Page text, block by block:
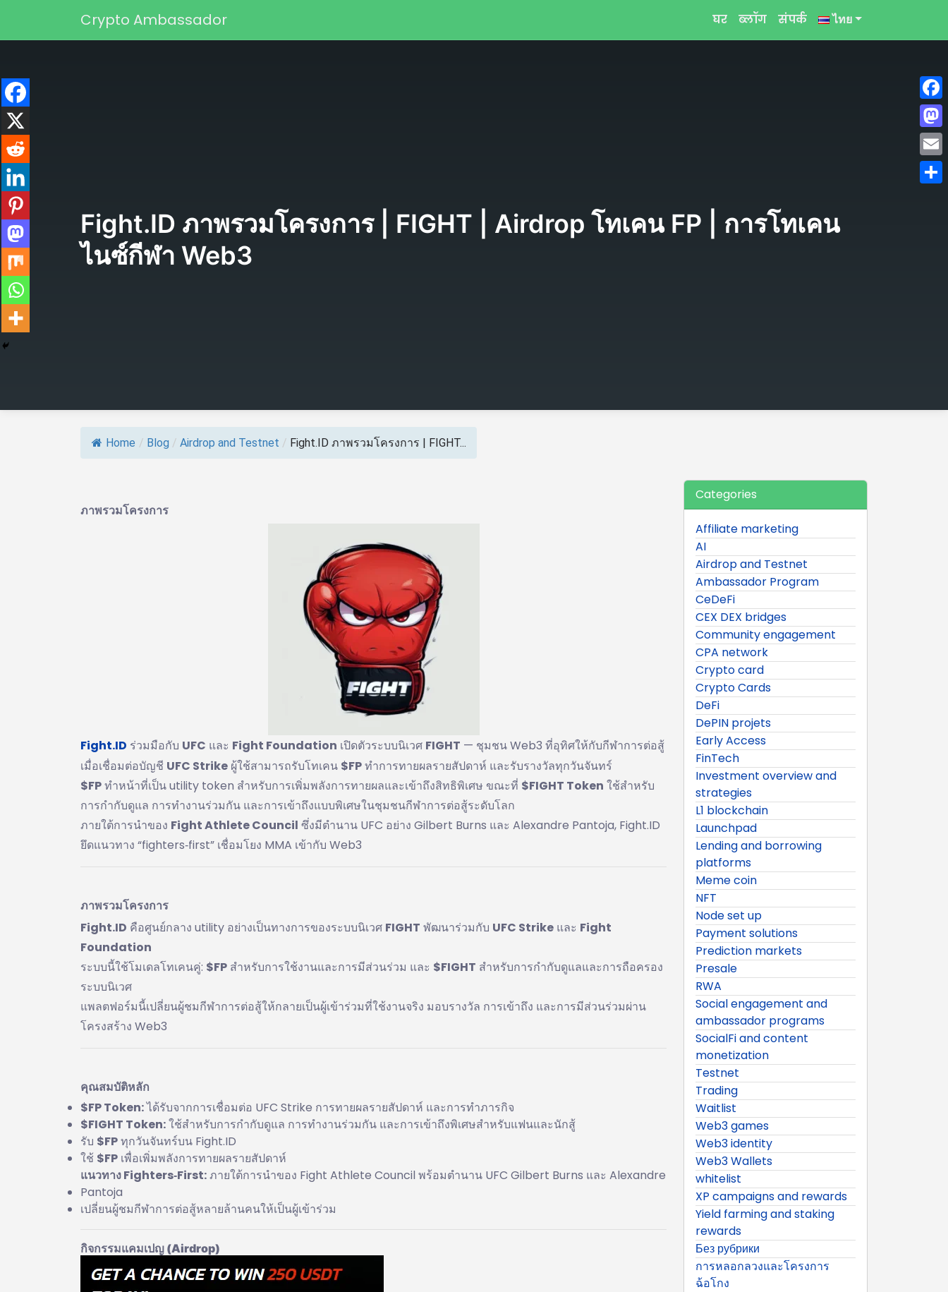
Main Navigation
Crypto Ambassador घर ब्लॉग संपर्क ไทย
Fight.ID ภาพรวมโครงการ | FIGHT | Airdrop โทเคน FP | การโทเคน
ไนซ์กีฬา Web3
Home / Blog / Airdrop and Testnet / Fight.ID ภาพรวมโครงการ | FIGHT...
ภาพรวมโครงการ
Fight.ID ร่วมมือกับ UFC และ Fight Foundation เปิดตัวระบบนิเวศ FIGHT — ชุมชน Web3 ที่อุทิศให้กับกีฬาการต่อสู้
เมื่อเชื่อมต่อบัญชี UFC Strike ผู้ใช้สามารถรับโทเคน $FPทำการทายผลรายสัปดาห์ และรับรางวัลทุกวันจันทร์
$FPทำหน้าที่เป็น utility token สำหรับการเพิ่มพลังการทายผลและเข้าถึงสิทธิพิเศษ ขณะที่ $FIGHT Token ใช้สำหรับ
การกำกับดูแล การทำงานร่วมกัน และการเข้าถึงแบบพิเศษในชุมชนกีฬาการต่อสู้ระดับโลก
ภายใต้การนำของ Fight Athlete Council ซึ่งมีตำนาน UFC อย่าง Gilbert Burns และ Alexandre Pantoja, Fight.ID
ยึดแนวทาง “fighters‑first” เชื่อมโยง MMA เข้ากับ Web3
ภาพรวมโครงการ
Fight.ID คือศูนย์กลาง utility อย่างเป็นทางการของระบบนิเวศ FIGHT พัฒนาร่วมกับ UFC Strike และ Fight
Foundation
ระบบนี้ใช้โมเดลโทเคนคู่: $FP สำหรับการใช้งานและการมีส่วนร่วม และ $FIGHT สำหรับการกำกับดูแลและการถือครอง
ระบบนิเวศ
แพลตฟอร์มนี้เปลี่ยนผู้ชมกีฬาการต่อสู้ให้กลายเป็นผู้เข้าร่วมที่ใช้งานจริง มอบรางวัล การเข้าถึง และการมีส่วนร่วมผ่าน
โครงสร้าง Web3
คุณสมบัติหลัก
$FP Token:ได้รับจากการเชื่อมต่อ UFC Strike การทายผลรายสัปดาห์ และการทำภารกิจ
$FIGHT Token:ใช้สำหรับการกำกับดูแล การทำงานร่วมกัน และการเข้าถึงพิเศษสำหรับแฟนและนักสู้
รับ $FPทุกวันจันทร์บน Fight.ID
ใช้ $FP เพื่อเพิ่มพลังการทายผลรายสัปดาห์
แนวทาง Fighters‑First:ภายใต้การนำของ Fight Athlete Council พร้อมตำนาน UFC Gilbert Burns และ Alexandre
Pantoja
เปลี่ยนผู้ชมกีฬาการต่อสู้หลายล้านคนให้เป็นผู้เข้าร่วม
กิจกรรมแคมเปญ (Airdrop)
Categories
Affiliate marketing
AI
Airdrop and Testnet
Ambassador Program
CeDeFi
CEX DEX bridges
Community engagement
CPA network
Crypto card
Crypto Cards
DeFi
DePIN projets
Early Access
FinTech
Investment overview and
strategies
L1 blockchain
Launchpad
Lending and borrowing
platforms
Meme coin
NFT
Node set up
Payment solutions
Prediction markets
Presale
RWA
Social engagement and
ambassador programs
SocialFi and content
monetization
Testnet
Trading
Waitlist
Web3 games
Web3 identity
Web3 Wallets
whitelist
XP campaigns and rewards
Yield farming and staking
rewards
Без рубрики
การหลอกลวงและโครงการ
ฉ้อโกง